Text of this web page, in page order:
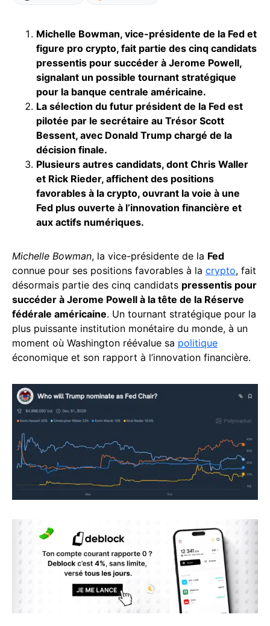
Michelle Bowman, vice-présidente de la Fed et
figure pro crypto, fait partie des cinq candidats
pressentis pour succéder à Jerome Powell,
signalant un possible tournant stratégique
pour la banque centrale américaine.
La sélection du futur président de la Fed est
pilotée par le secrétaire au Trésor Scott
Bessent, avec Donald Trump chargé de la
décision finale.
Plusieurs autres candidats, dont Chris Waller
et Rick Rieder, affichent des positions
favorables à la crypto, ouvrant la voie à une
Fed plus ouverte à l’innovation financière et
aux actifs numériques.
Michelle Bowman, la vice-présidente de la Fed
connue pour ses positions favorables à la crypto, fait
désormais partie des cinq candidats pressentis pour
succéder à Jerome Powell à la tête de la Réserve
fédérale américaine. Un tournant stratégique pour la
plus puissante institution monétaire du monde, à un
moment où Washington réévalue sa politique
économique et son rapport à l’innovation financière.